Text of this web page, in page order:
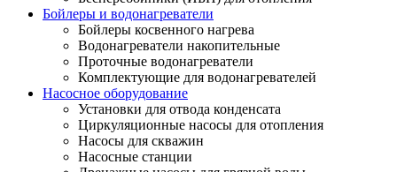
Бойлеры и водонагреватели
Бойлеры косвенного нагрева
Водонагреватели накопительные
Проточные водонагреватели
Комплектующие для водонагревателей
Насосное оборудование
Установки для отвода конденсата
Циркуляционные насосы для отопления
Насосы для скважин
Насосные станции